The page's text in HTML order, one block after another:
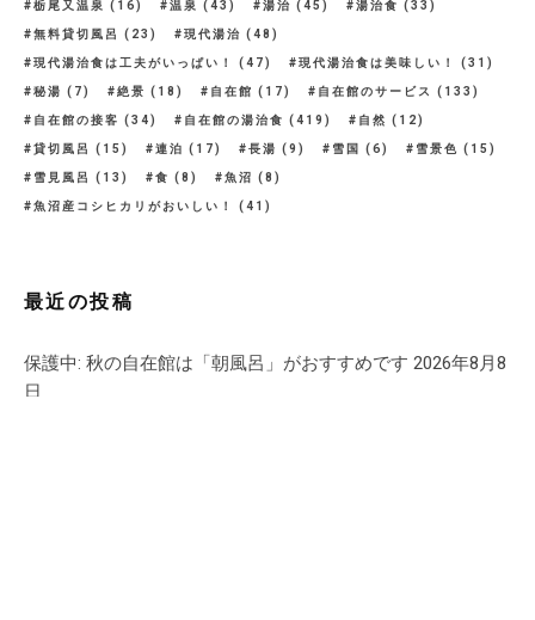
栃尾又温泉 (16) 温泉 (43) 湯治 (45) 湯治食 (33)
無料貸切風呂 (23) 現代湯治 (48)
現代湯治食は工夫がいっぱい！ (47) 現代湯治食は美味しい！ (31)
秘湯 (7) 絶景 (18) 自在館 (17) 自在館のサービス (133)
自在館の接客 (34) 自在館の湯治食 (419) 自然 (12)
貸切風呂 (15) 連泊 (17) 長湯 (9) 雪国 (6) 雪景色 (15)
雪見風呂 (13) 食 (8) 魚沼 (8)
魚沼産コシヒカリがおいしい！ (41)
最近の投稿
保護中: 秋の自在館は「朝風呂」がおすすめです 2026年8月8
日